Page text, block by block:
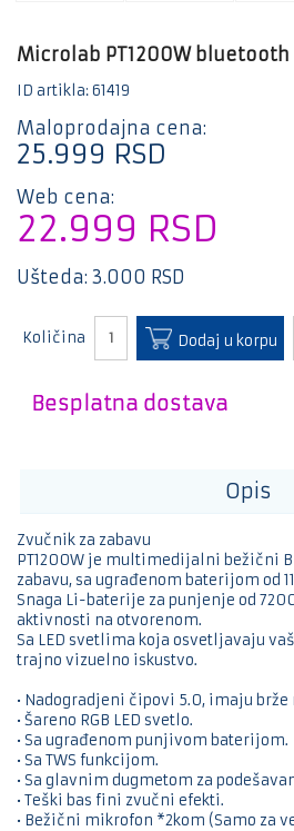
aparati
Bela
Gaming
i
adapteri
trotineti
Microlab PT1200W bluetooth
ID artikla: 61419
Maloprodajna cena:
25.999 RSD
Web cena:
22.999 RSD
Ušteda: 3.000 RSD
Količina Dodaj u korpu
Besplatna dostava
Opis
Zvučnik za zabavu
PT1200W je multimedijalni bežični
zabavu, sa ugrađenom baterijom od
Snaga Li-baterije za punjenje od
aktivnosti na otvorenom.
Sa LED svetlima koja osvetljavaju
trajno vizuelno iskustvo.
• Nadogradjeni čipovi 5.0, imaju
• Šareno RGB LED svetlo.
• Sa ugrađenom punjivom baterijom.
• Sa TWS funkcijom.
• Sa glavnim dugmetom za
• Teški bas fini zvučni efekti.
• Bežični mikrofon *2kom (Samo za